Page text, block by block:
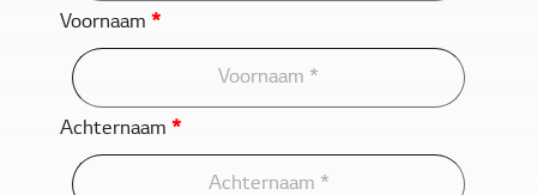
Voornaam *
Achternaam *